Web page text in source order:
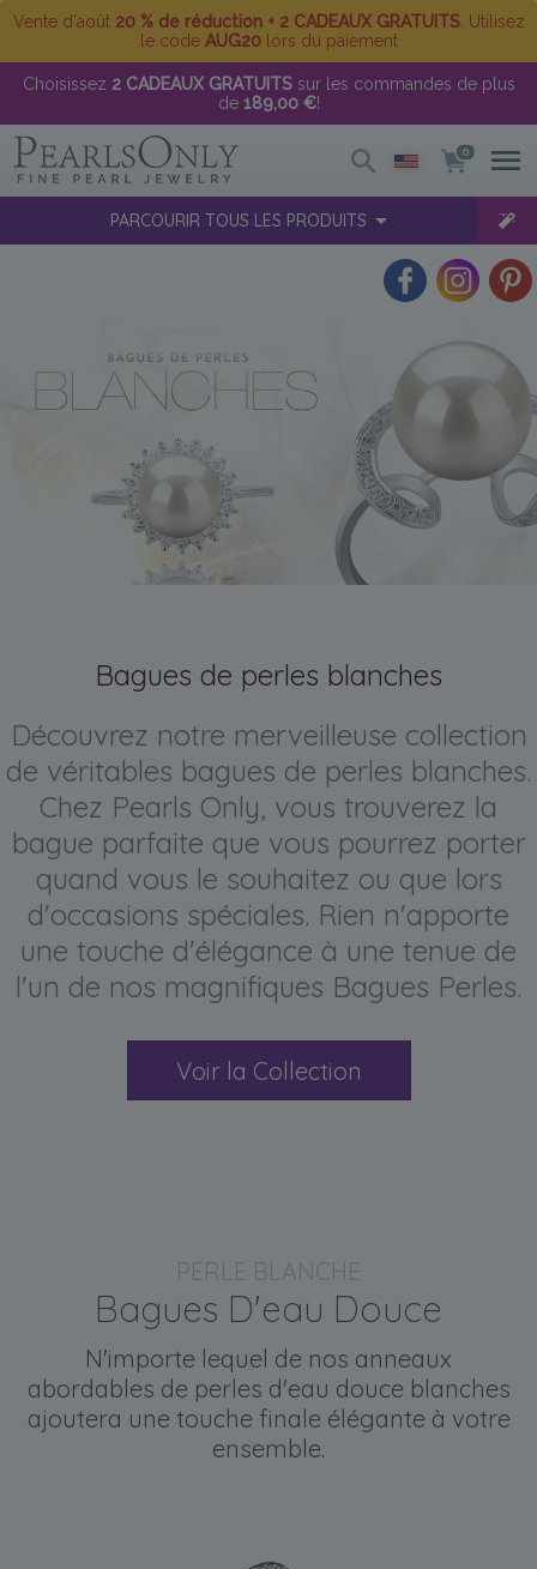
Vente d'août 20 % de réduction + 2 CADEAUX GRATUITS. Utilisez
le code AUG20lors du paiement
Choisissez 2 CADEAUX GRATUITSsur les commandes de plus
de 189,00 €!
0
PARCOURIR TOUS LES PRODUITS
Bagues de perles blanches
Découvrez notre merveilleuse collection
de véritables bagues de perles blanches.
Chez Pearls Only, vous trouverez la
bague parfaite que vous pourrez porter
quand vous le souhaitez ou que lors
d'occasions spéciales. Rien n'apporte
une touche d'élégance à une tenue de
l'un de nos magnifiques Bagues Perles.
Voir la Collection
PERLE BLANCHE
Bagues D'eau Douce
N'importe lequel de nos anneaux
abordables de perles d'eau douce blanches
ajoutera une touche finale élégante à votre
ensemble.